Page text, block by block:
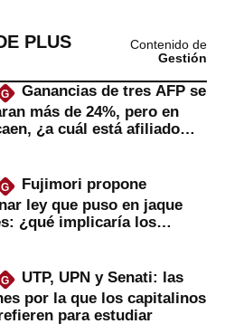
PLUS
Contenido de
Gestión
G
Ganancias de tres AFP se
más de 24%, pero en
¿a cuál está afiliado
G
Fujimori propone
ley que puso en jaque
¿qué implicaría los
G
UTP, UPN y Senati: las
por la que los capitalinos
para estudiar